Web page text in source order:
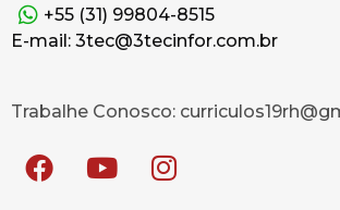
+55 (31) 99804-8515
E-mail: 3tec@3tecinfor.com.br
Trabalhe Conosco: